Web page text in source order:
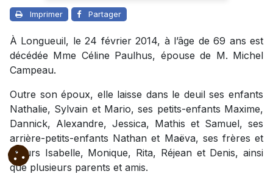
Imprimer Partager
À Longueuil, le 24 février 2014, à l’âge de 69 ans est
décédée Mme Céline Paulhus, épouse de M. Michel
Campeau.
Outre son époux, elle laisse dans le deuil ses enfants
Nathalie, Sylvain et Mario, ses petits-enfants Maxime,
Dannick, Alexandre, Jessica, Mathis et Samuel, ses
arrière-petits-enfants Nathan et Maëva, ses frères et
sœurs Isabelle, Monique, Rita, Réjean et Denis, ainsi
que plusieurs parents et amis.